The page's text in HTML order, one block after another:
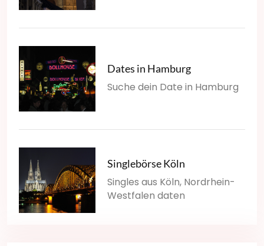
Dates in Hamburg
Suche dein Date in Hamburg
Singlebörse Köln
Singles aus Köln, Nordrhein-
Westfalen daten